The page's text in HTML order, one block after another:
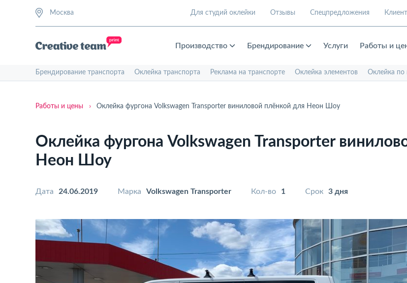
Москва Для студий оклейки Отзывы Спецпредложения
Производство Брендирование Услуги Работы и
Брендирование транспорта Оклейка транспорта Реклама на транспорте Оклейка элементов Оклейка по
Работы и цены › Оклейка фургона Volkswagen Transporter виниловой плёнкой для Неон Шоу
Оклейка фургона Volkswagen Transporter
Неон Шоу
Дата 24.06.2019 Марка Volkswagen Transporter Кол-во 1 Срок 3 дня